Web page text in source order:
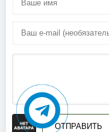
ОТПРАВИТЬ